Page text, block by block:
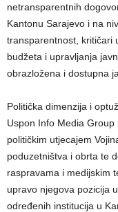
netransparentnih
Kantonu Sarajevo i na
transparentnost, kritičari
budžeta i upravljanja
obrazložena i dostupna
Politička dimenzija i
Uspon Info Media
političkim utjecajem
poduzetništva i obrta te
raspravama i medijskim
upravo njegova pozicija
određenih institucija u